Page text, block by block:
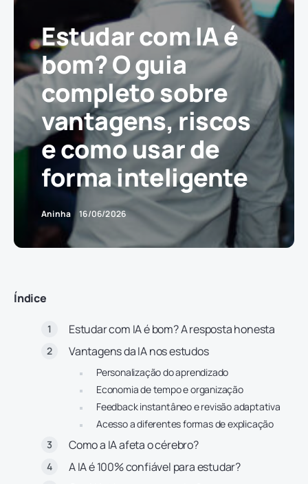
Estudar com IA é
bom? O guia
completo sobre
vantagens, riscos
e como usar de
forma inteligente
Aninha 16/06/2026
Índice
Estudar com IA é bom? A resposta honesta
Vantagens da IA nos estudos
Personalização do aprendizado
Economia de tempo e organização
Feedback instantâneo e revisão adaptativa
Acesso a diferentes formas de explicação
Como a IA afeta o cérebro?
A IA é 100% confiável para estudar?